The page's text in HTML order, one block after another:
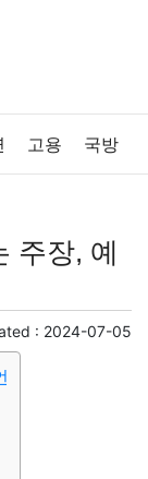
고용 국방
암호화폐
미용
주장, 예
: 2024-07-05